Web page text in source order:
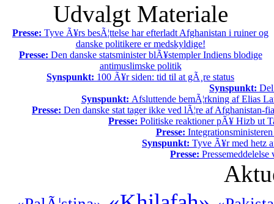
Udvalgt Materiale
Presse: Tyve Ã¥rs besÃ¦ttelse har efterladt Afghanistan i ruiner og
danske politikere er medskyldige!
Presse: Den danske statsminister blÃ¥stempler Indiens blodige
antimuslimske politik
Synspunkt: 100 Ã¥r siden: tid til at gÃ¸re status
Synspunkt:
Synspunkt: Afsluttende bemÃ¦rkning af Elias
Presse: Den danske stat tager ikke ved lÃ¦re af Afghanistan-
Presse: Politiske reaktioner pÃ¥ Hizb ut
Presse:
Synspunkt: Tyve Ã¥r med hetz
Presse: